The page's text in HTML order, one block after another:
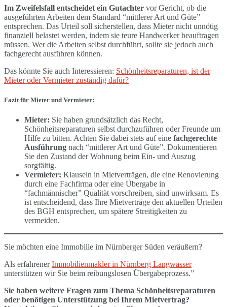
Im Zweifelsfall entscheidet ein Gutachter vor Gericht, ob die
ausgeführten Arbeiten dem Standard “mittlerer Art und Güte”
entsprechen. Das Urteil soll sicherstellen, dass Mieter nicht unnötig
finanziell belastet werden, indem sie teure Handwerker beauftragen
müssen. Wer die Arbeiten selbst durchführt, sollte sie jedoch auch
fachgerecht ausführen können.
Das könnte Sie auch Interessieren: Schönheitsreparaturen, ist der
Mieter oder Vermieter zuständig dafür?
Fazit für Mieter und Vermieter:
Mieter: Sie haben grundsätzlich das Recht,
Schönheitsreparaturen selbst durchzuführen oder Freunde um
Hilfe zu bitten. Achten Sie dabei stets auf eine fachgerechte
Ausführung nach “mittlerer Art und Güte”. Dokumentieren
Sie den Zustand der Wohnung beim Ein- und Auszug
sorgfältig.
Vermieter: Klauseln in Mietverträgen, die eine Renovierung
durch eine Fachfirma oder eine Übergabe in
“fachmännischer” Qualität vorschreiben, sind unwirksam. Es
ist entscheidend, dass Ihre Mietverträge den aktuellen Urteilen
des BGH entsprechen, um spätere Streitigkeiten zu
vermeiden.
Sie möchten eine Immobilie im Nürnberger Süden veräußern?
Als erfahrenerImmobilienmakler in Nürnberg Langwasser
unterstützen wir Sie beim reibungslosen Übergabeprozess.”
Sie haben weitere Fragen zum Thema Schönheitsreparaturen
oder benötigen Unterstützung bei Ihrem Mietvertrag?